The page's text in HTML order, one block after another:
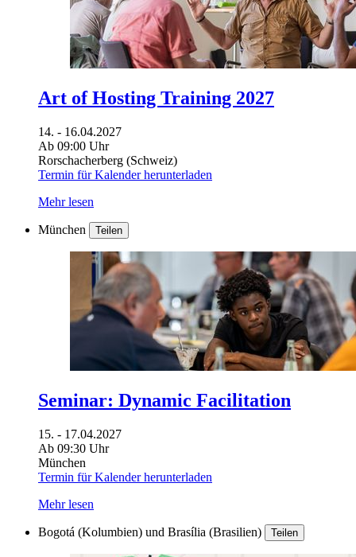
Art of Hosting Training 2027
14. - 16.04.2027
Ab 09:00 Uhr
Rorschacherberg (Schweiz)
Termin für Kalender herunterladen
Mehr lesen
München Teilen
Seminar: Dynamic Facilitation
15. - 17.04.2027
Ab 09:30 Uhr
München
Termin für Kalender herunterladen
Mehr lesen
Bogotá (Kolumbien) und Brasília (Brasilien) Teilen